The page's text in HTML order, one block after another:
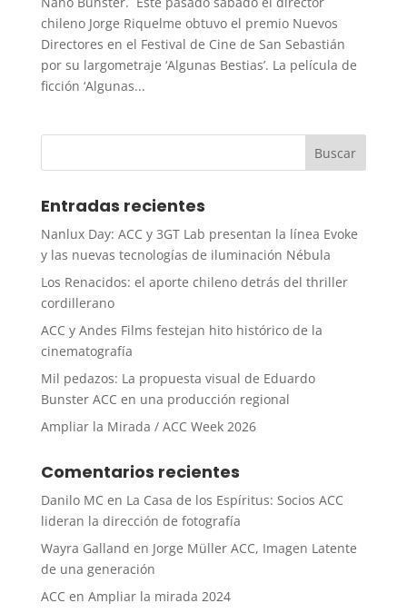
chileno Jorge Riquelme obtuvo el premio Nuevos
Directores en el Festival de Cine de San Sebastián
por su largometraje ‘Algunas Bestias’. La película de
ficción ‘Algunas...
Entradas recientes
Nanlux Day: ACC y 3GT Lab presentan la línea Evoke
y las nuevas tecnologías de iluminación Nébula
Los Renacidos: el aporte chileno detrás del thriller
cordillerano
ACC y Andes Films festejan hito histórico de la
cinematografía
Mil pedazos: La propuesta visual de Eduardo
Bunster ACC en una producción regional
Ampliar la Mirada / ACC Week 2026
Comentarios recientes
Danilo MC en La Casa de los Espíritus: Socios ACC
lideran la dirección de fotografía
Wayra Galland en Jorge Müller ACC, Imagen Latente
de una generación
ACC en Ampliar la mirada 2024